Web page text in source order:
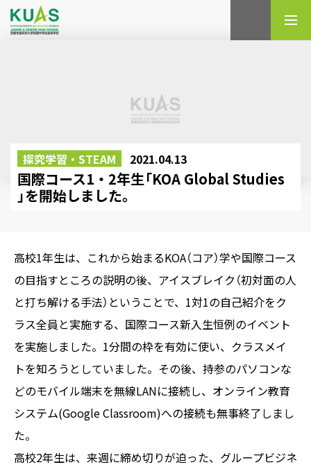
探究学習・STEAM 2021.04.13
国際コース1・2年生「KOA Global Studies
」を開始しました。
高校1年生は、これから始まるKOA（コア）学や国際コース
の目指すところの説明の後、アイスブレイク（初対面の人
と打ち解ける手法）ということで、1対1の自己紹介をク
ラス全員と実施する、国際コース新入生恒例のイベント
を実施しました。1分間の枠を有効に使い、クラスメイ
トを知ろうとしていました。その後、持参のパソコンな
どのモバイル端末を無線LANに接続し、オンライン教育
システム(Google Classroom)への接続も無事終了しまし
た。
高校2年生は、来週に締め切りが迫った、グループビジネ